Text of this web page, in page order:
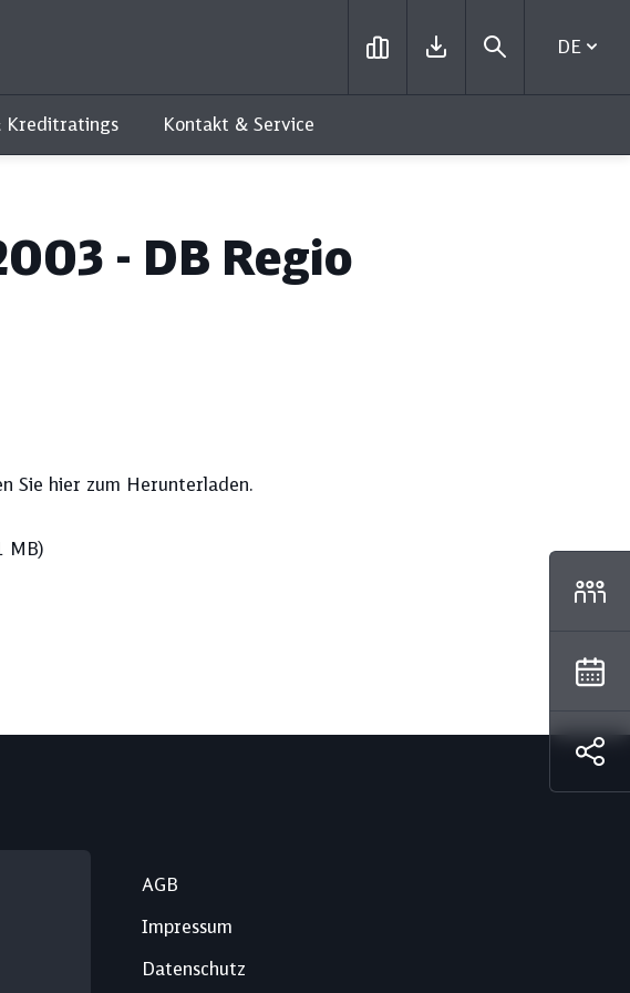
Kreditratings Kontakt & Service
DE
- DB Regio
Sie hier zum Herunterladen.
MB)
AGB
Impressum
Datenschutz